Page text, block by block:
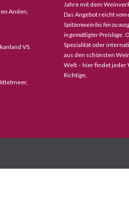
Anden,
VS.
Jahre mit dem
Das Angebot reichtvom
Spitzenwein bis hin zu
in gemäßigter Preislage.
Spezialität oder
aus den schönsten
Welt – hier findet jeder
Richtige.